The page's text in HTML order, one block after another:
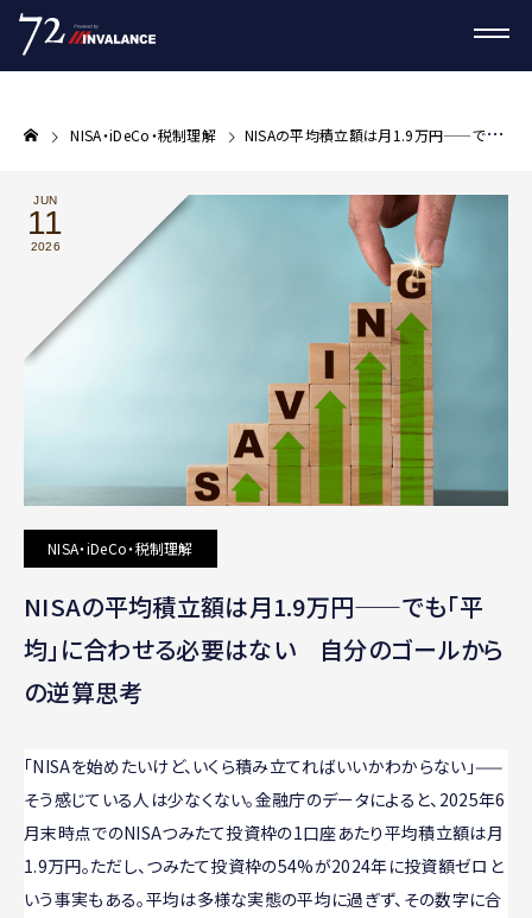
NISA・iDeCo・税制理解 NISAの平均積立額は月1.9万円——でも「平均」に合わせる必要はない 自分のゴールからの逆算思考
JUN
11
2026
NISA・iDeCo・税制理解
NISAの平均積立額は月1.9万円——でも「平
均」に合わせる必要はない 自分のゴールから
の逆算思考
｢NISAを始めたいけど、いくら積み立てればいいかわからない｣——
そう感じている人は少なくない。金融庁のデータによると、2025年6
月末時点でのNISAつみたて投資枠の1口座あたり平均積立額は月
1.9万円。ただし、つみたて投資枠の54%が2024年に投資額ゼロと
いう事実もある。平均は多様な実態の平均に過ぎず、その数字に合